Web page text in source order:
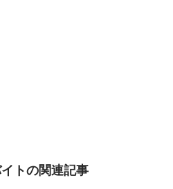
トの関連記事